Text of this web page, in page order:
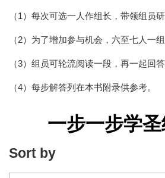
（1）每次可选一人作组长，带领组员研
（2）为了增加参与机会，六至七人一组
（3）组员可轮流阅读一段，再一起回答
（4）每步解答列在本书附录供参考。
一步一步学圣
Sort by